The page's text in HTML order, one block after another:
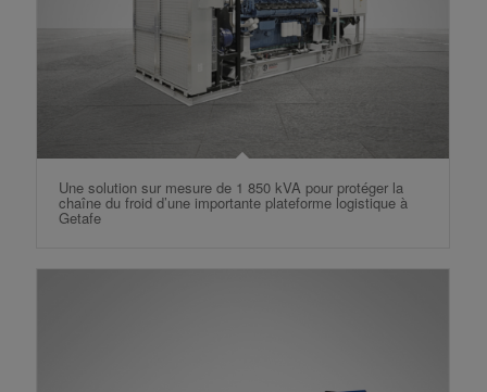
Une solution sur mesure de 1 850 kVA pour protéger la
chaîne du froid d’une importante plateforme logistique à
Getafe